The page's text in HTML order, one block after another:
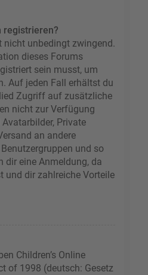
registrieren?
nicht unbedingt zwingend.
dieses Forums
sein musst, um
Auf jeden Fall erhältst du
Zugriff auf zusätzliche
nicht zur Verfügung
Private
an andere
und so
dir eine Anmeldung, da
und dir zahlreiche Vorteile
Children’s Online
of 1998 (deutsch: Gesetz